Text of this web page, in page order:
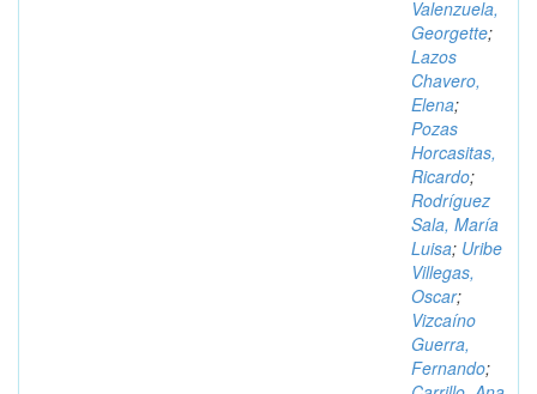
Valenzuela,
Georgette;
Lazos
Chavero,
Elena;
Pozas
Horcasitas,
Ricardo;
Rodríguez
Sala, María
Luisa; Uribe
Villegas,
Oscar;
Vizcaíno
Guerra,
Fernando;